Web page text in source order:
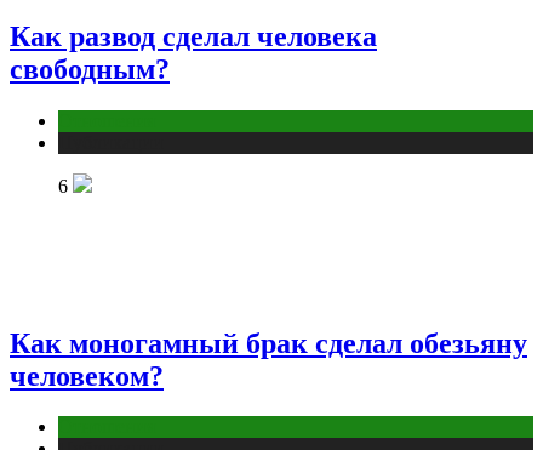
Как развод сделал человека
свободным?
6
Как моногамный брак сделал обезьяну
человеком?